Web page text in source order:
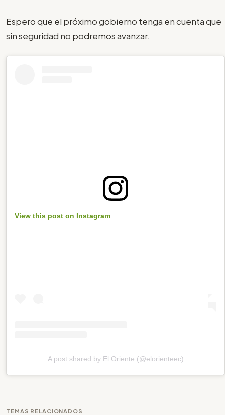
Espero que el próximo gobierno tenga en cuenta que
sin seguridad no podremos avanzar.
View this post on Instagram
A post shared by El Oriente (@elorienteec)
TEMAS RELACIONADOS